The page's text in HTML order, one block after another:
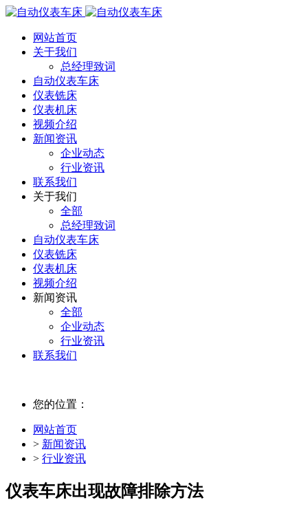
网站首页
关于我们
总经理致词
自动仪表车床
仪表铣床
仪表机床
视频介绍
新闻资讯
企业动态
行业资讯
联系我们
关于我们
全部
总经理致词
自动仪表车床
仪表铣床
仪表机床
视频介绍
新闻资讯
全部
企业动态
行业资讯
联系我们
您的位置：
网站首页
> 新闻资讯
> 行业资讯
仪表车床出现故障排除方法